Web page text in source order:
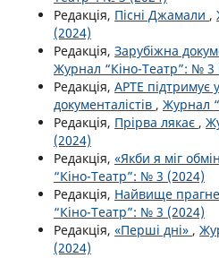
Редакція, Пісні Джамали ,
(2024)
Редакція, Зарубіжна
Журнал “Кіно-Театр”: № 3
Редакція, АРТЕ підтримує
документалістів , Журнал
Редакція, Прірва лякає ,
(2024)
Редакція, «Якби я міг
“Кіно-Театр”: № 3 (2024)
Редакція, Найвище
“Кіно-Театр”: № 3 (2024)
Редакція, «Перші дні» ,
(2024)